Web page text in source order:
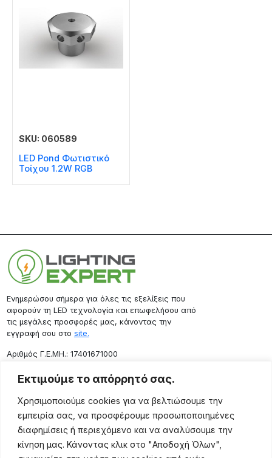
Εκτιμούμε το απόρρητό σας.
Χρησιμοποιούμε cookies για να βελτιώσουμε την
εμπειρία σας, να προσφέρουμε προσωποποιημένες
διαφημίσεις ή περιεχόμενο και να αναλύσουμε την
κίνηση μας. Κάνοντας κλικ στο "Αποδοχή Όλων",
SKU: 060589
LED Pond Φωτιστικό
Τοίχου 1.2W RGB
Ενημερώσου σήμερα για όλες τις εξελίξεις που
αφορούν τη LED τεχνολογία και επωφελήσου από
τις μεγάλες προσφορές μας, κάνοντας την
εγγραφή σου στο site.
Aριθμός Γ.Ε.ΜΗ.: 17401671000
Επικοινωνία
Ρόδου 133, Αθήνα 10443
(+30) 211 725 5427
sales@lightingexpert.gr